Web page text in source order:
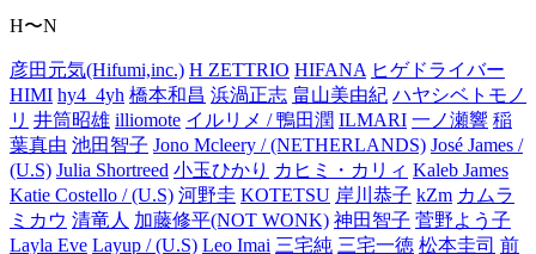
H〜N
彦田元気(Hifumi,inc.) H ZETTRIO HIFANA ヒゲドライバー
HIMI hy4_4yh 橋本和昌 浜渦正志 畠山美由紀 ハヤシベトモノ
リ 井筒昭雄 illiomote イルリメ / 鴨田潤 ILMARI 一ノ瀬響 稲
葉真由 池田智子 Jono Mcleery / (NETHERLANDS) José James /
(U.S) Julia Shortreed 小玉ひかり カヒミ・カリィ Kaleb James
Katie Costello / (U.S) 河野圭 KOTETSU 岸川恭子 kZm カムラ
ミカウ 清竜人 加藤修平(NOT WONK) 神田智子 菅野よう子
Layla Eve Layup / (U.S) Leo Imai 三宅純 三宅一徳 松本圭司 前